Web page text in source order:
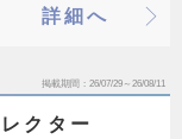
詳細へ
掲載期間 26/07/29～26/08/11
クター